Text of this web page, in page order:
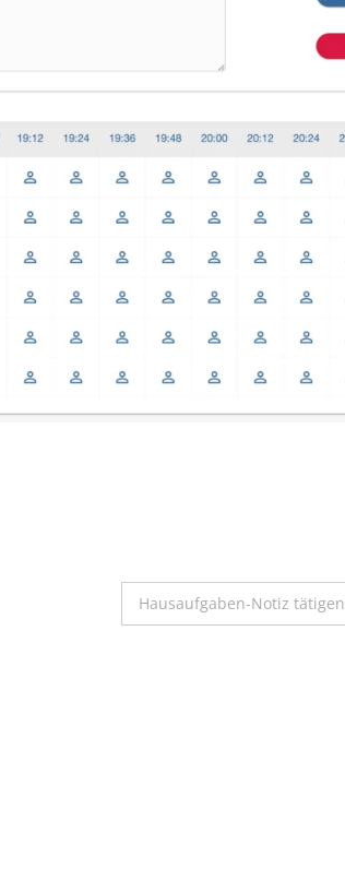
Hausaufgaben-Notiz tätigen